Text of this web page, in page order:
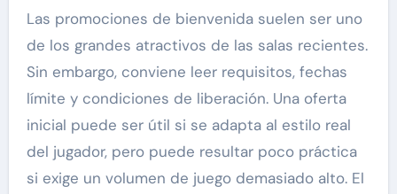
Las promociones de bienvenida suelen ser uno
de los grandes atractivos de las salas recientes.
Sin embargo, conviene leer requisitos, fechas
límite y condiciones de liberación. Una oferta
inicial puede ser útil si se adapta al estilo real
del jugador, pero puede resultar poco práctica
si exige un volumen de juego demasiado alto. El